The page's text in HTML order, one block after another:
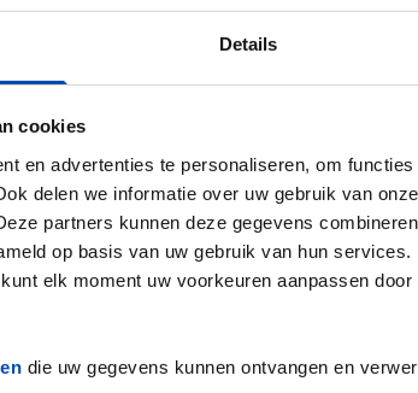
Details
cookies
en advertenties te personaliseren, om
delen we informatie over uw gebruik van
partners kunnen deze gegevens
op basis van uw gebruik van hun
elk moment uw voorkeuren aanpassen
die uw gegevens kunnen ontvangen en
de vrije sector in Almere was in Q1 in
de vrije sector in Almere ligt dus
op186 objectendie in Q1 van 2025
& aanbod in Almere